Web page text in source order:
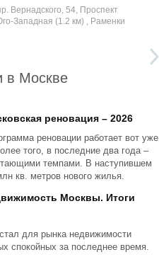
Вернадского, 54, Проспект
Западная (1.2 км) , Раменки
в Москве
реновация – 2026
реновации работает вот уже
того, в последние два года –
темпами. В наступившем
кв. метров нового жилья.
Москвы. Итоги
для рынка недвижимости
спокойных за последнее время.